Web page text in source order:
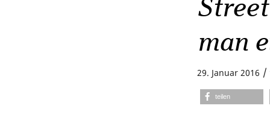
man
29. Januar 2016 /
teilen